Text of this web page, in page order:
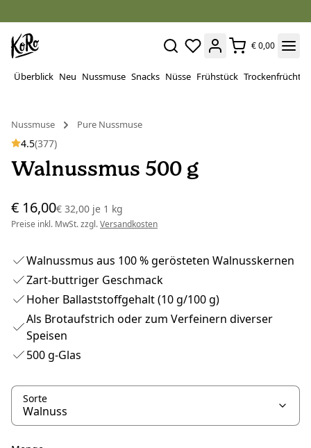
€ 0,00
Überblick Neu Nussmuse Snacks Nüsse Frühstück Trockenfrüchte
Nussmuse
Pure Nussmuse
4.5(377)
Walnussmus 500 g
€ 16,00€ 32,00 je 1 kg
Preise inkl. MwSt. zzgl.Versandkosten
Walnussmus aus 100 % gerösteten Walnusskernen
Zart-buttriger Geschmack
Hoher Ballaststoffgehalt (10 g/100 g)
Als Brotaufstrich oder zum Verfeinern diverser
Speisen
500 g-Glas
Sorte